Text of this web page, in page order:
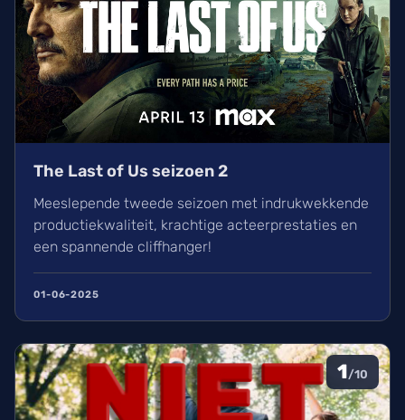
The Last of Us seizoen 2
Meeslepende tweede seizoen met indrukwekkende
productiekwaliteit, krachtige acteerprestaties en
een spannende cliffhanger!
01-06-2025
1/10